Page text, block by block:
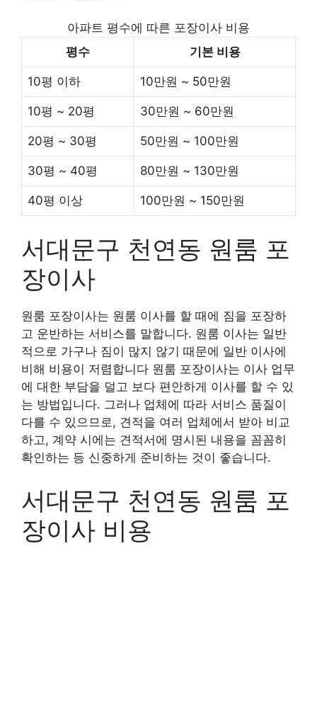
아파트 평수에 따른 포장이사 비용
평수
기본 비용
10평 이하 10만원 ~ 50만원
10평 ~ 20평 30만원 ~ 60만원
20평 ~ 30평 50만원 ~ 100만원
30평 ~ 40평 80만원 ~ 130만원
40평 이상 100만원 ~ 150만원
서대문구 천연동 원룸 포
장이사
원룸 포장이사는 원룸 이사를 할 때에 짐을 포장하
고 운반하는 서비스를 말합니다. 원룸 이사는 일반
적으로 가구나 짐이 많지 않기 때문에 일반 이사에
비해 비용이 저렴합니다 원룸 포장이사는 이사 업무
에 대한 부담을 덜고 보다 편안하게 이사를 할 수 있
는 방법입니다. 그러나 업체에 따라 서비스 품질이
다를 수 있으므로, 견적을 여러 업체에서 받아 비교
하고, 계약 시에는 견적서에 명시된 내용을 꼼꼼히
확인하는 등 신중하게 준비하는 것이 좋습니다.
서대문구 천연동 원룸 포
장이사 비용